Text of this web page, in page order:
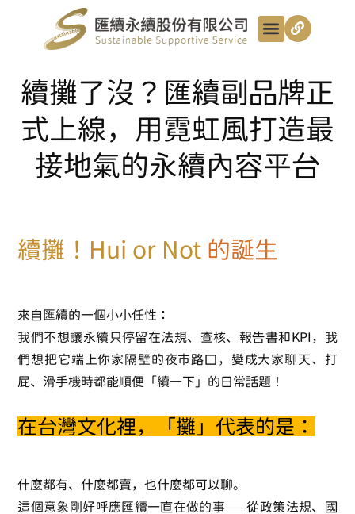
續攤了沒？匯續副品牌正
式上線，用霓虹風打造最
接地氣的永續內容平台
續攤！Hui or Not 的誕生
來自匯續的一個小小任性：
我們不想讓永續只停留在法規、查核、報告書和KPI，我
們想把它端上你家隔壁的夜市路口，變成大家聊天、打
屁、滑手機時都能順便「續一下」的日常話題！
在台灣文化裡，「攤」代表的是：
什麼都有、什麼都賣，也什麼都可以聊。
這個意象剛好呼應匯續一直在做的事——從政策法規、國